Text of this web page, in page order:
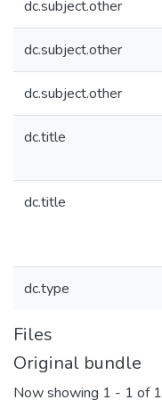
dc.subject.other
dc.subject.other
dc.subject.other
dc.title
dc.title
dc.type
Files
Original bundle
Now showing 1 - 1 of 1